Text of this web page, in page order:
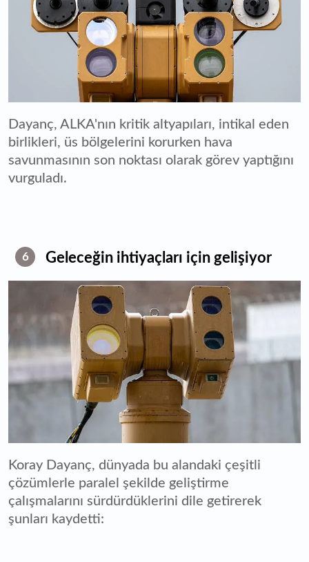
Dayanç, ALKA'nın kritik altyapıları, intikal eden
birlikleri, üs bölgelerini korurken hava
savunmasının son noktası olarak görev yaptığını
vurguladı.
6 ⁠Geleceğin ihtiyaçları için gelişiyor
Koray Dayanç, dünyada bu alandaki çeşitli
çözümlerle paralel şekilde geliştirme
çalışmalarını sürdürdüklerini dile getirerek
şunları kaydetti: